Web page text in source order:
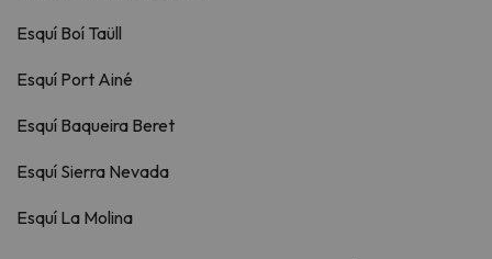
Esquí Boí Taüll
Esquí Port Ainé
Esquí Baqueira Beret
Esquí Sierra Nevada
Esquí La Molina